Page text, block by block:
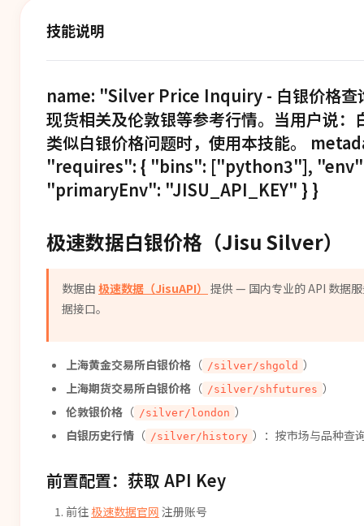
技能说明
name: "Silver Price Inquiry - 白银价格
现货相关及伦敦银等参考行情。当用户说
类似白银价格问题时，使用本技能。
"requires": { "bins": ["python3"],
"primaryEnv": "JISU_API_KEY" } }
极速数据白银价格（Jisu Silver）
数据由 极速数据（JisuAPI） 提供 — 国内专业的 API 数据
据接口。
上海黄金交易所白银价格 （ /silver/shgold ）
上海期货交易所白银价格 （ /silver/shfutures ）
伦敦银价格 （ /silver/london ）
白银历史行情 （ /silver/history ）：按市场与品种查
前置配置：获取 API Key
前往极速数据官网 注册账号